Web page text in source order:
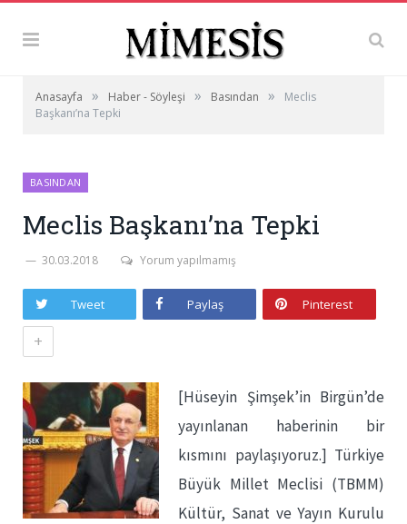
Anasayfa » Haber - Söyleşi » Basından »
Meclis
Başkanı’na Tepki
BASINDAN
Meclis Başkanı’na Tepki
30.03.2018 Yorum yapılmamış
Tweet Paylaş Pinterest
+
[Hüseyin Şimşek’in Birgün’de
yayınlanan haberinin bir
kısmını paylaşıyoruz.] Türkiye
Büyük Millet Meclisi (TBMM)
Kültür, Sanat ve Yayın Kurulu